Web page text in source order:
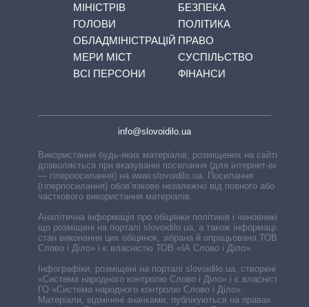
МІНІСТРІВ
ГОЛОВИ
ОБЛАДМІНІСТРАЦІЙ
МЕРИ МІСТ
ВСІ ПЕРСОНИ
БЕЗПЕКА
ПОЛІТИКА
ПРАВО
СУСПІЛЬСТВО
ФІНАНСИ
info@slovoidilo.ua
Використання будь-яких матеріалів, розміщених на сайті,
дозволяється при вказуванні посилання (для інтернет-видань
— гіперпосилання) на www.slovoidilo.ua. Посилання
(гіперпосилання) обов’язкове незалежно від повного або
часткового використання матеріалів.
Аналітична інформація про обіцянки політиків і чиновників,
що розміщені на порталі slovoidilo.ua, а також інформація про
стан виконання цих обіцянок, зібрана й опрацьована ТОВ «ІА
Слово і Діло» і є власністю ТОВ «ІА Слово і Діло».
Інфографіки, розміщені на порталі slovoidilo.ua, створені ГО
«Система народного контролю Слово і Діло» і є власністю
ГО «Система народного контролю Слово і Діло».
Матеріали, відмічені значками, публікуються на правах